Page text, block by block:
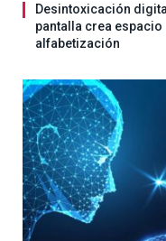
Desintoxicación
pantalla crea
alfabetización